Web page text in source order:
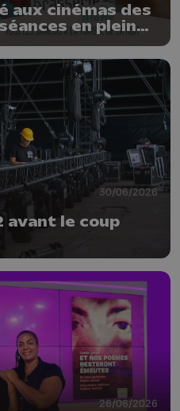
aux cinémas des
en plein
spéciaux à la
30/06/2026
avant le coup
26/06/2026